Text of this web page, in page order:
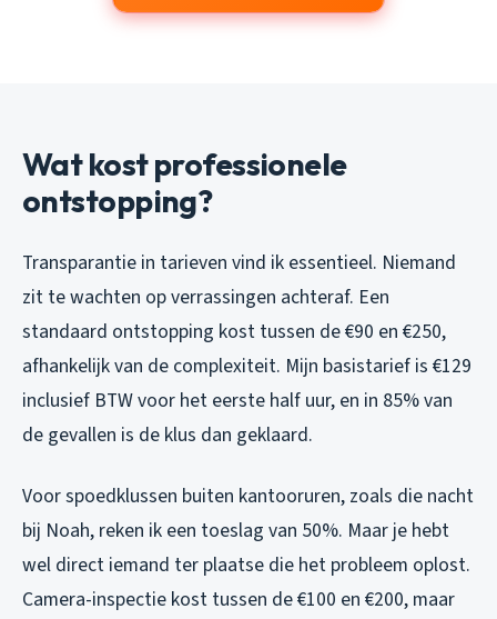
Wat kost professionele
ontstopping?
Transparantie in tarieven vind ik essentieel. Niemand
zit te wachten op verrassingen achteraf. Een
standaard ontstopping kost tussen de €90 en €250,
afhankelijk van de complexiteit. Mijn basistarief is €129
inclusief BTW voor het eerste half uur, en in 85% van
de gevallen is de klus dan geklaard.
Voor spoedklussen buiten kantooruren, zoals die nacht
bij Noah, reken ik een toeslag van 50%. Maar je hebt
wel direct iemand ter plaatse die het probleem oplost.
Camera-inspectie kost tussen de €100 en €200, maar